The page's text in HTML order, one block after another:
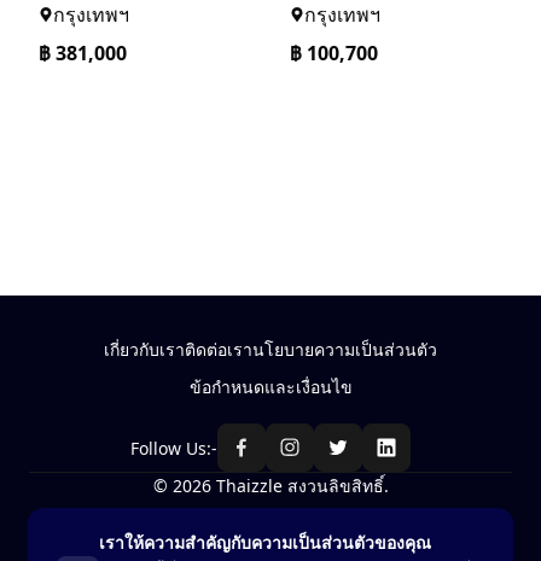
กรุงเทพฯ
฿381,000
กรุงเทพฯ
฿ 100,700
เกี่ยวกับเราติดต่อเรานโยบายความเป็นส่วนตัว
ข้อกำหนดและเงื่อนไข
Follow Us:-
© 2026 Thaizzle สงวนลิขสิทธิ์.
ซื้อ-ขาย สินค้าในประเทศไทย
เราให้ความสำคัญกับความเป็นส่วนตัวของคุณ